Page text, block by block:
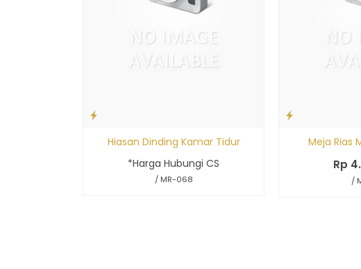
Hiasan Dinding Kamar Tidur
*Harga Hubungi CS
/ MR-068
Meja Rias
Rp
/